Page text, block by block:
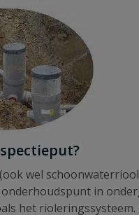
wel
in
het rioleringssysteem.